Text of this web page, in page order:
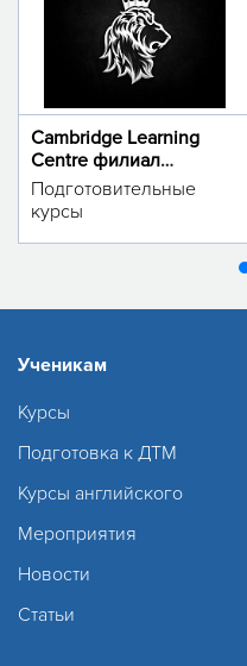
Cambridge Learning
Centre филиал
м.Тинчлик
Подготовительные
курсы
Ученикам
Курсы
Подготовка к ДТМ
Курсы английского
Мероприятия
Новости
Статьи